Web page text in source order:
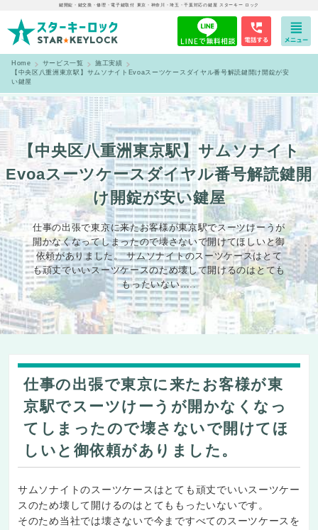
鍵開錠・鍵交換・修理・電子鍵取付 東京・神奈川・埼玉・千葉対応の鍵屋 スターキー ロック
Home サービス一覧
施工実績
【中央区八重洲東京駅】サムソナイトEvoaスーツケースダイヤル番号解読鍵開け開錠が安
い鍵屋
【中央区八重洲東京駅】サムソナイト
Evoaスーツケースダイヤル番号解読鍵開
け開錠が安い鍵屋
仕事の出張で東京に来たお客様が東京駅でスーツけーうが
開かなくなってしまったので壊さないで開けてほしいと御
依頼がありました。 サムソナイトのスーツケースはとて
も頑丈でいいスーツケースのため壊して開けるのはとても
もったいない…..
仕事の出張で東京に来たお客様が東
京駅でスーツけーうが開かなくなっ
てしまったので壊さないで開けてほ
しいと御依頼がありました。
サムソナイトのスーツケースはとても頑丈でいいスーツケー
スのため壊して開けるのはとてももったいないです。
そのため当社では壊さないで今まですべてのスーツケースを